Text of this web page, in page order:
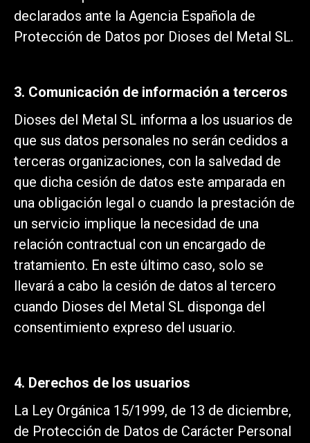
declarados ante la Agencia Española de
Protección de Datos por Dioses del Metal SL.
3. Comunicación de información a terceros
Dioses del Metal SL informa a los usuarios de
que sus datos personales no serán cedidos a
terceras organizaciones, con la salvedad de
que dicha cesión de datos este amparada en
una obligación legal o cuando la prestación de
un servicio implique la necesidad de una
relación contractual con un encargado de
tratamiento. En este último caso, solo se
llevará a cabo la cesión de datos al tercero
cuando Dioses del Metal SL disponga del
consentimiento expreso del usuario.
4. Derechos de los usuarios
La Ley Orgánica 15/1999, de 13 de diciembre,
de Protección de Datos de Carácter Personal